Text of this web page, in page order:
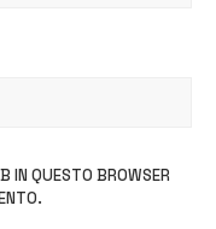
IN QUESTO BROWSER